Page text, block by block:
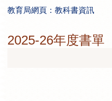
教育局網頁：教科書資訊
2025-26年度書單